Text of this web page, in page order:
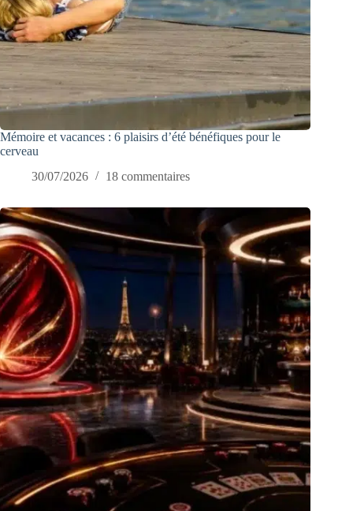
Mémoire et vacances : 6 plaisirs d’été bénéfiques pour le
cerveau
30/07/2026
18 commentaires